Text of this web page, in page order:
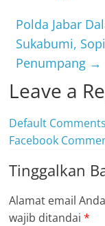
k
r
Polda Jabar
Sukabumi,
Penumpang →
Leave a
Default Comments
Facebook
Tinggalkan
Alamat email
wajib ditandai*